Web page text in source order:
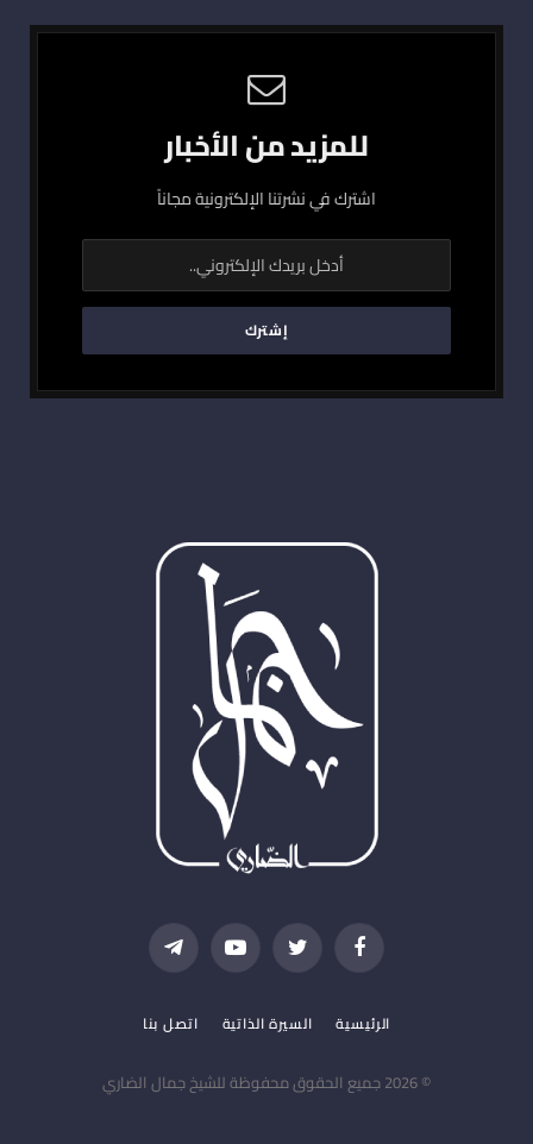
للمزيد من الأخبار
اشترك في نشرتنا الإلكترونية مجاناً
فيسبوك تويتر يوتيوب تيلقرام
الرئيسية السيرة الذاتية اتصل بنا
© 2026 جميع الحقوق محفوظة للشيخ جمال الضاري